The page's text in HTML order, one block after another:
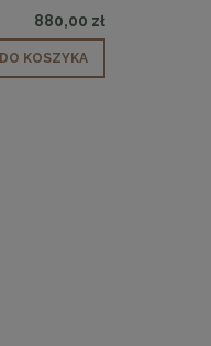
880,00 zł
DO KOSZYKA